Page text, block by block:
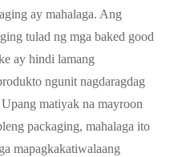
ay mahalaga. Ang
tulad ng mga baked good
ay hindi lamang
ngunit nagdaragdag
matiyak na mayroon
packaging, mahalaga ito
mapagkakatiwalaang